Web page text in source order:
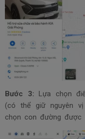
Bước 3: Lựa chọn
(có thể giữ nguyên
chọn con đường được